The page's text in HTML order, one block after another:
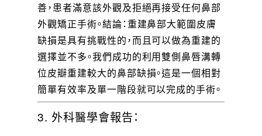
善，患者滿意該外觀及拒絕再接受任何鼻部
外觀矯正手術。結論：重建鼻部大範圍皮膚
缺損是具有挑戰性的，而且可以做為重建的
選擇並不多。我們成功的利用雙側鼻唇溝轉
位皮瓣重建較大的鼻部缺損。這是一個相對
簡單有效率及單一階段就可以完成的手術。
3. 外科醫學會報告：